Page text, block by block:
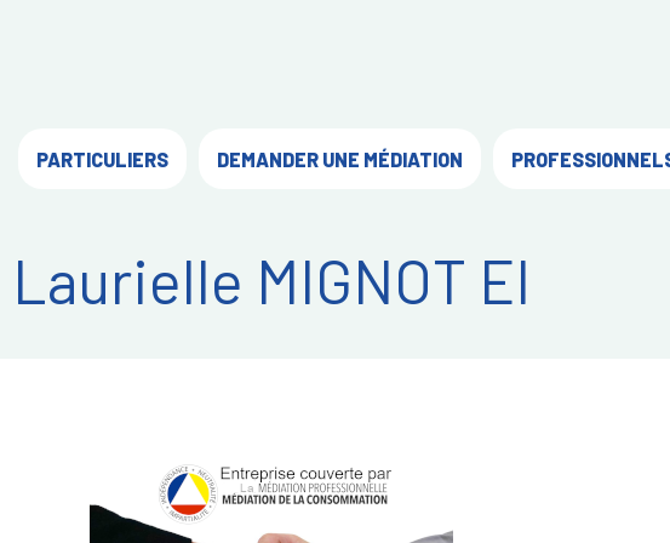
PARTICULIERS DEMANDER UNE MÉDIATION
Laurielle MIGNOT EI